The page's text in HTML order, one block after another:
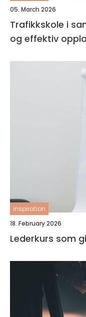
05. March 2026
Trafikkskole i
og effektiv
inspiration
18. February 2026
Lederkurs som